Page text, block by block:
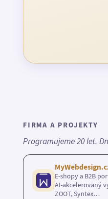
FIRMA A PROJEKTY
Programujeme 20 let.
E-shopy a B2B
AI-akcelerovaný
ZOOT, Syntex…